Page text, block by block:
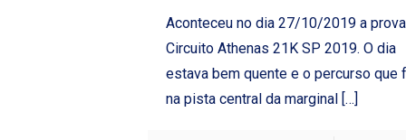
Aconteceu no dia 27/10/2019 a prova
Circuito Athenas 21K SP 2019. O dia
estava bem quente e o percurso que
na pista central da marginal
[…]